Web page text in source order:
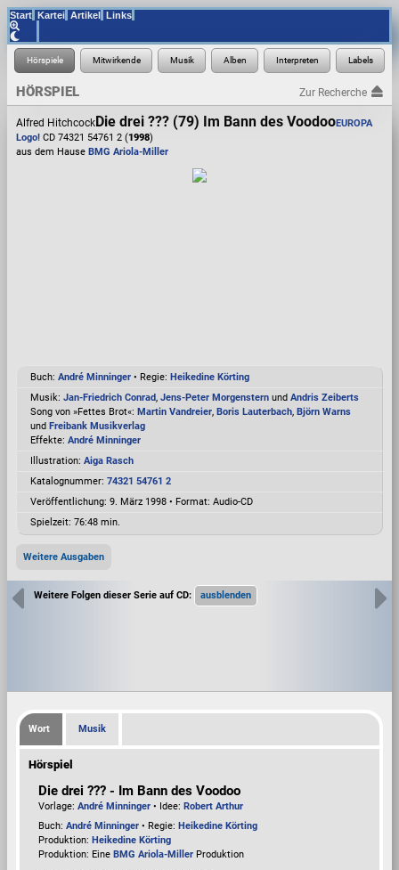
Start Kartei Artikel Links
HÖRSPIEL Zur Recherche
Alfred HitchcockDie drei ??? (79) Im Bann des VoodooEUROPA
Logo! CD 74321 54761 2 (1998)
aus dem Hause BMG Ariola-Miller
Buch: André Minninger • Regie: Heikedine Körting
Musik: Jan-Friedrich Conrad, Jens-Peter Morgenstern und Andris Zeiberts
Song von »Fettes Brot«: Martin Vandreier, Boris Lauterbach, Björn Warns
und Freibank Musikverlag
Effekte: André Minninger
Illustration: Aiga Rasch
Katalognummer: 74321 54761 2
Veröffentlichung: 9. März 1998 • Format: Audio-CD
Spielzeit: 76:48 min.
Weitere Ausgaben
Weitere Folgen dieser Serie auf CD:
Wort Musik
Hörspiel
Die drei ??? - Im Bann des Voodoo
Vorlage:André Minninger • Idee: Robert Arthur
Buch:André Minninger • Regie: Heikedine Körting
Produktion: Heikedine Körting
Produktion: Eine BMG Ariola-Miller Produktion